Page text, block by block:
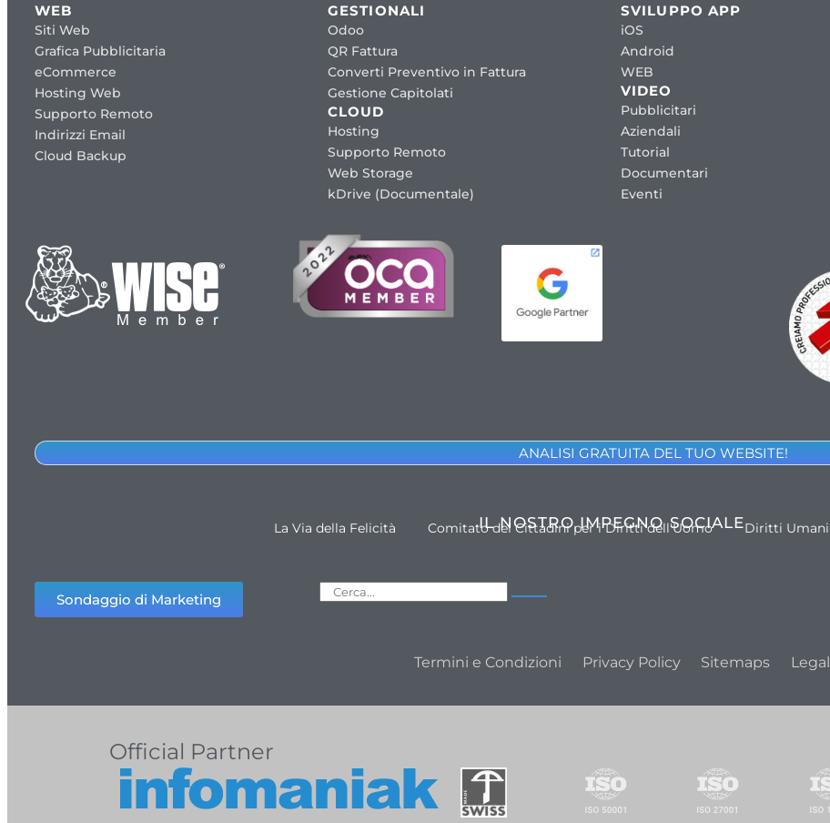
WEB
Siti Web
Grafica Pubblicitaria
eCommerce
Hosting Web
Supporto Remoto
Indirizzi Email
Cloud Backup
GESTIONALI
Odoo
QR Fattura
Converti Preventivo in Fattura
Gestione Capitolati
CLOUD
Hosting
Supporto Remoto
Web Storage
kDrive (Documentale)
SVILUPPO APP
iOS
Android
WEB
VIDEO
Pubblicitari
Aziendali
Tutorial
Documentari
Eventi
ANALISI GRATUITA DEL TUO WEBSITE!
IL NOSTRO IMPEGNO SOCIALE
La Via della Felicità Comitato dei Cittadini per i Diritti dell'Uomo Diritti Umani
Sondaggio di Marketing
Termini e Condizioni Privacy Policy Sitemaps Legal
Official Partner